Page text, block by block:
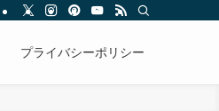
プライバシーポリシー